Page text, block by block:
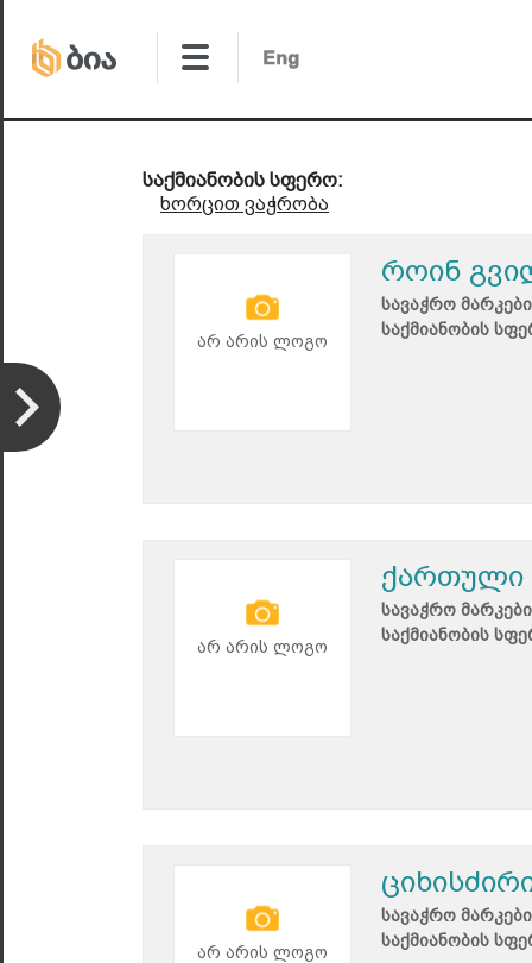
საქმიანობის სფერო:
ხორცით ვაჭრობა
არ არის ლოგო
როინ
სავაჭრო
საქმიანობის
არ არის ლოგო
ქართული
სავაჭრო
საქმიანობის
არ არის ლოგო
სავაჭრო
საქმიანობის